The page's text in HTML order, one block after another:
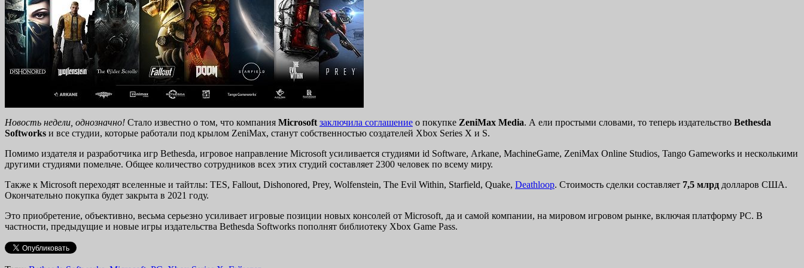
Новость недели, однозначно! Стало известно о том, что компания Microsoft заключила соглашение о покупке ZeniMax Media. А ели простыми словами, то теперь издательство Bethesda
Softworks и все студии, которые работали под крылом ZeniMax, станут собственностью создателей Xbox Series X и S.
Помимо издателя и разработчика игр Bethesda, игровое направление Microsoft усиливается студиями id Software, Arkane, MachineGame, ZeniMax Online Studios, Tango Gameworks и несколькими
другими студиями помельче. Общее количество сотрудников всех этих студий составляет 2300 человек по всему миру.
Также к Microsoft переходят вселенные и тайтлы: TES, Fallout, Dishonored, Prey, Wolfenstein, The Evil Within, Starfield, Quake, Deathloop. Стоимость сделки составляет 7,5 млрд долларов США.
Окончательно покупка будет закрыта в 2021 году.
Это приобретение, объективно, весьма серьезно усиливает игровые позиции новых консолей от Microsoft, да и самой компании, на мировом игровом рынке, включая платформу PC. В
частности, предыдущие и новые игры издательства Bethesda Softworks пополнят библиотеку Xbox Game Pass.